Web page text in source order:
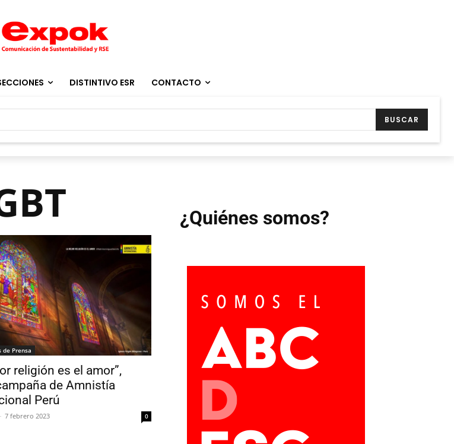
DISTINTIVO ESR CONTACTO
BUSCAR
de Prensa
religión es el amor”,
de Amnistía
Perú
- 7 febrero 2023 0
¿Quiénes somos?